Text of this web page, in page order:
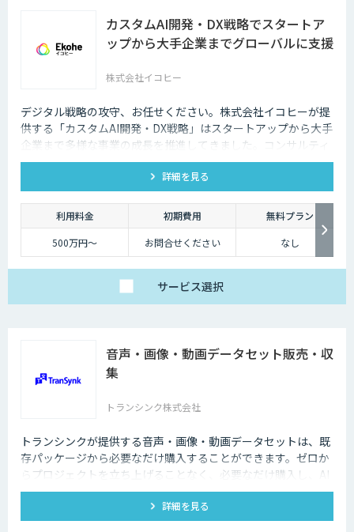
カスタムAI開発・DX戦略でスタートア
ップから大手企業までグローバルに支援
株式会社イコヒー
デジタル戦略の攻守、お任せください。株式会社イコヒーが提
供する「カスタムAI開発・DX戦略」はスタートアップから大手
企業まで多様な事業の成長を推進してきました。コンサルティ
ングから開発、データ基盤構築まで、ワンストップで支援しま
詳細を見る
利用料金 初期費用
無料プラン
500万円〜
お問合せください なし
サービス選択
音声・画像・動画データセット販売・収
集
トランシンク株式会社
トランシンクが提供する音声・画像・動画データセットは、既
存パッケージから必要なだけ購入することができます。ゼロか
らプロジェクトを立ち上げることなく、必要なだけ購入し、AI
モデルの開発ができます。
詳細を見る